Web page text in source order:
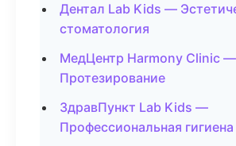
Дентал Lab Kids —
стоматология
МедЦентр Harmony Clinic —
Протезирование
ЗдравПункт Lab Kids —
Профессиональная гигиена